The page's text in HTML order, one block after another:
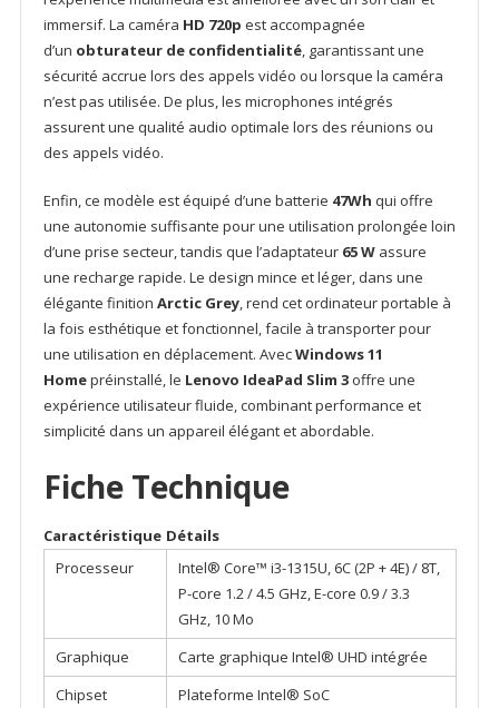
immersif. La caméra HD 720p est accompagnée
d’un obturateur de confidentialité, garantissant une
sécurité accrue lors des appels vidéo ou lorsque la caméra
n’est pas utilisée. De plus, les microphones intégrés
assurent une qualité audio optimale lors des réunions ou
des appels vidéo.
Enfin, ce modèle est équipé d’une batterie 47Wh qui offre
une autonomie suffisante pour une utilisation prolongée loin
d’une prise secteur, tandis que l’adaptateur 65 Wassure
une recharge rapide. Le design mince et léger, dans une
élégante finition Arctic Grey, rend cet ordinateur portable à
la fois esthétique et fonctionnel, facile à transporter pour
une utilisation en déplacement. AvecWindows 11
Homepréinstallé, le Lenovo IdeaPad Slim 3offre une
expérience utilisateur fluide, combinant performance et
simplicité dans un appareil élégant et abordable.
Fiche Technique
Caractéristique Détails
Processeur
Intel® Core™ i3-1315U, 6C (2P + 4E) / 8T,
P-core 1.2 / 4.5 GHz, E-core 0.9 / 3.3
GHz, 10 Mo
Graphique
Carte graphique Intel® UHD intégrée
Chipset
Plateforme Intel® SoC